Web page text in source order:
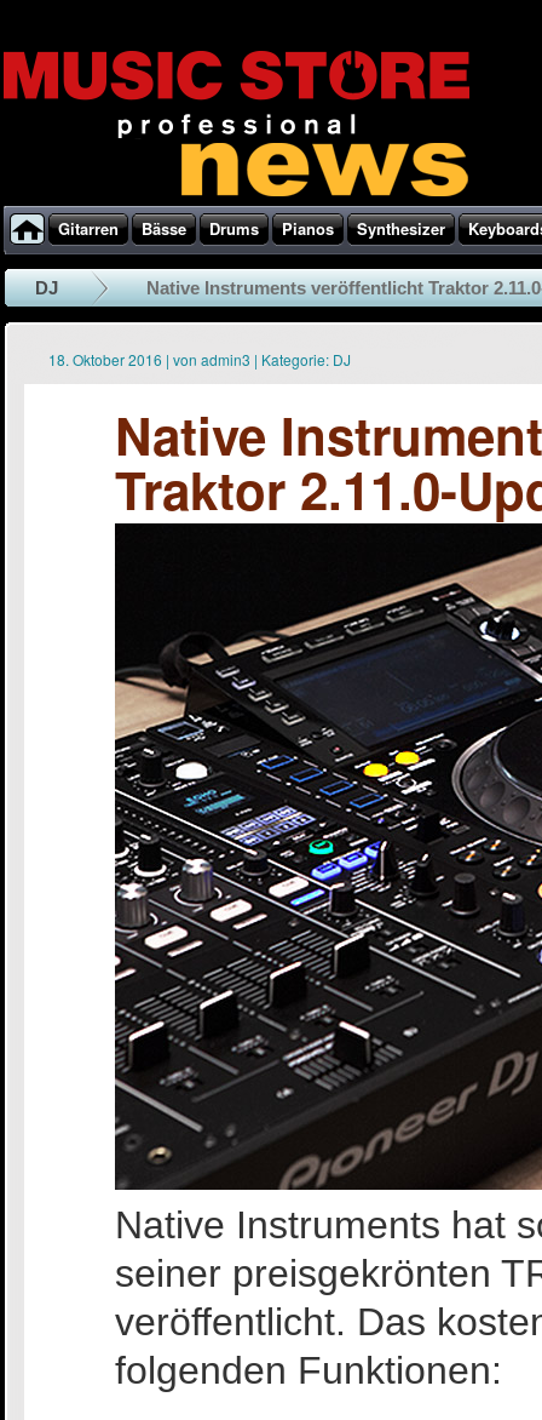
Gitarren Bässe Drums Pianos Synthesizer
DJ Native Instruments veröffentlicht Traktor
18. Oktober 2016 | von admin3 | Kategorie: DJ
Native
Traktor 2.11.0-
Native Instruments hat
seiner preisgekrönten
veröffentlicht. Das
folgenden Funktionen: